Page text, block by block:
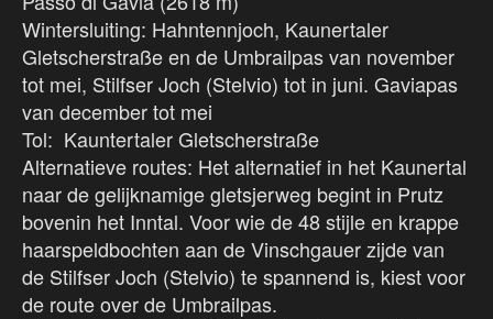
Wintersluiting: Hahntennjoch, Kaunertaler
Gletscherstraße en de Umbrailpas van november
tot mei, Stilfser Joch (Stelvio) tot in juni. Gaviapas
van december tot mei
Tol: Kauntertaler Gletscherstraße
Alternatieve routes: Het alternatief in het Kaunertal
naar de gelijknamige gletsjerweg begint in Prutz
bovenin het Inntal. Voor wie de 48 stijle en krappe
haarspeldbochten aan de Vinschgauer zijde van
de Stilfser Joch (Stelvio) te spannend is, kiest voor
de route over de Umbrailpas.